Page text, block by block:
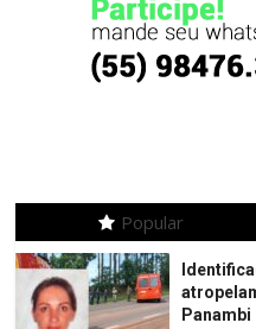
Popular
Panambi